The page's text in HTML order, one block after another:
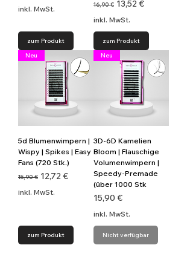
inkl. MwSt.
zum Produkt
Standardpreis
16,90 € Sale-Preis
13,52 €
inkl. MwSt.
zum Produkt
Neu
5d Blumenwimpern |
Wispy | Spikes | Easy
Fans (720 Stk.)
Standardpreis
15,90 € Sale-Preis
12,72 €
inkl. MwSt.
zum Produkt
Neu
3D-6D Kamelien
Bloom | Flauschige
Volumenwimpern |
Speedy-Premade
(über 1000 Stk
Preis
15,90 €
inkl. MwSt.
Nicht verfügbar